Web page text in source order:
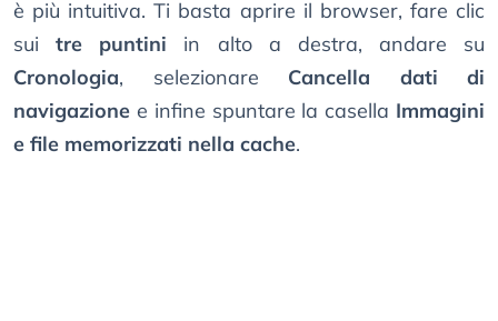
è più intuitiva. Ti basta aprire il browser, fare clic
suitre puntini in alto a destra, andare su
Cronologia, selezionare Cancella dati di
navigazione e infine spuntare la casella Immagini
e file memorizzati nella cache.